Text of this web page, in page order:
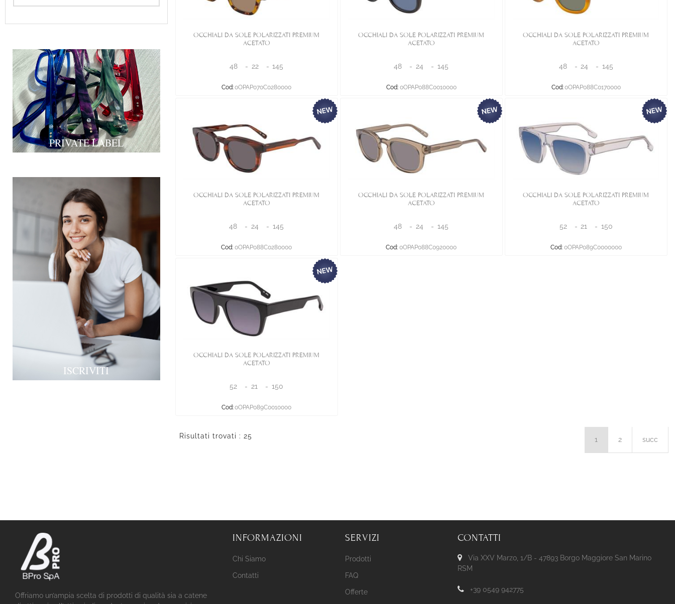
PRIVATE LABEL
ISCRIVITI
OCCHIALI DA SOLE POLARIZZATI PREMIUM
ACETATO
48 - 22 - 145
Cod:0OPAP070C0280000
OCCHIALI DA SOLE POLARIZZATI PREMIUM
ACETATO
48 - 24 - 145
Cod: 0OPAP088C0010000
OCCHIALI DA SOLE POLARIZZATI PREMIUM
ACETATO
48 - 24 - 145
Cod:0OPAP088C0170000
OCCHIALI DA SOLE POLARIZZATI PREMIUM
ACETATO
48 - 24 - 145
Cod: 0OPAP088C0280000
OCCHIALI DA SOLE POLARIZZATI PREMIUM
ACETATO
48 - 24 - 145
Cod: 0OPAP088C0920000
OCCHIALI DA SOLE POLARIZZATI PREMIUM
ACETATO
52 - 21 - 150
Cod: 0OPAP089C0000000
OCCHIALI DA SOLE POLARIZZATI PREMIUM
ACETATO
52 - 21 - 150
Cod:0OPAP089C0010000
Risultati trovati : 25 1 2 succ
Offriamo un’ampia scelta di prodotti di qualità sia a catene
INFORMAZIONI
Chi Siamo
Contatti
SERVIZI
Prodotti
FAQ
Offerte
CONTATTI
Via XXV Marzo, 1/B - 47893 Borgo Maggiore San Marino
RSM
+39 0549 942775